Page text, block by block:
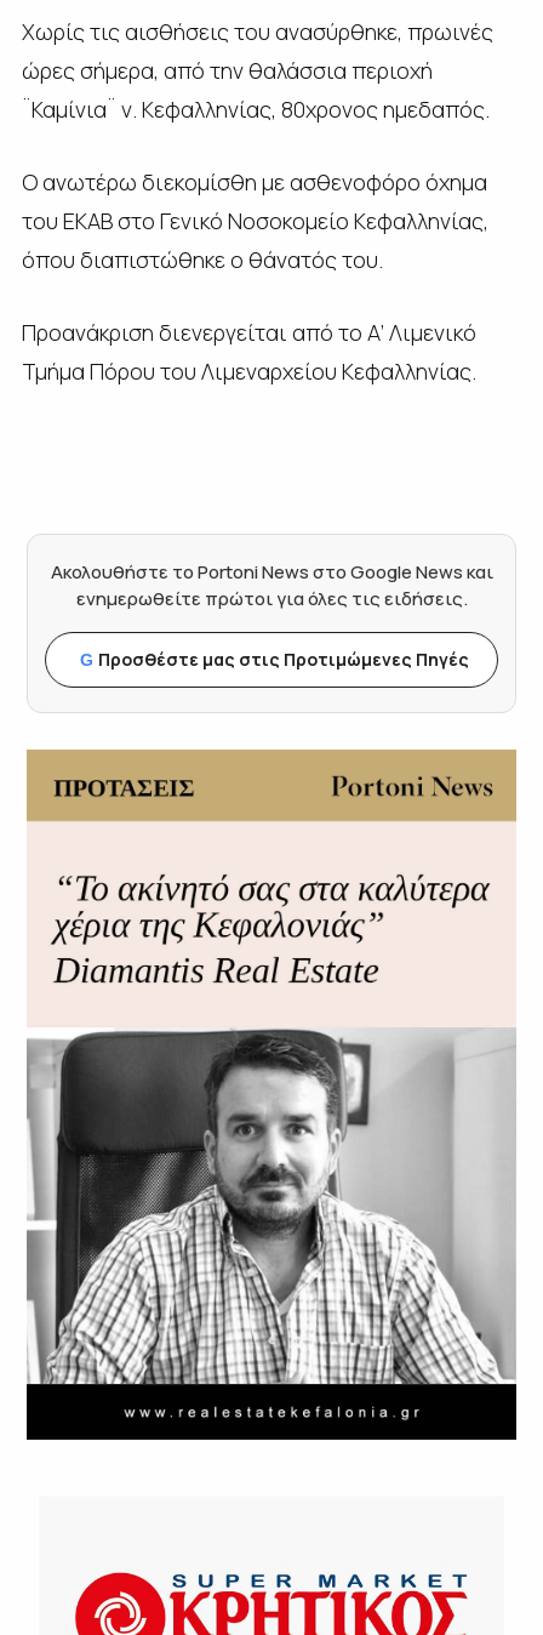
Χωρίς τις αισθήσεις του ανασύρθηκε, πρωινές
ώρες σήμερα, από την θαλάσσια περιοχή
¨Καμίνια¨ ν. Κεφαλληνίας, 80χρονος ημεδαπός.
Ο ανωτέρω διεκομίσθη με ασθενοφόρο όχημα
του ΕΚΑΒ στο Γενικό Νοσοκομείο Κεφαλληνίας,
όπου διαπιστώθηκε ο θάνατός του.
Προανάκριση διενεργείται από το Α’ Λιμενικό
Τμήμα Πόρου του Λιμεναρχείου Κεφαλληνίας.
Ακολουθήστε το Portoni News στο Google News και
ενημερωθείτε πρώτοι για όλες τις ειδήσεις.
G Προσθέστε μας στις Προτιμώμενες Πηγές